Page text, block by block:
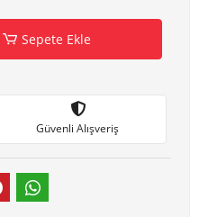
Sepete Ekle
Güvenli Alışveriş